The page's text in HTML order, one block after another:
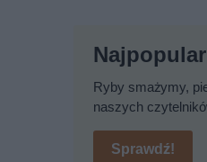
Ryby smażymy,
naszych
Sprawdź!